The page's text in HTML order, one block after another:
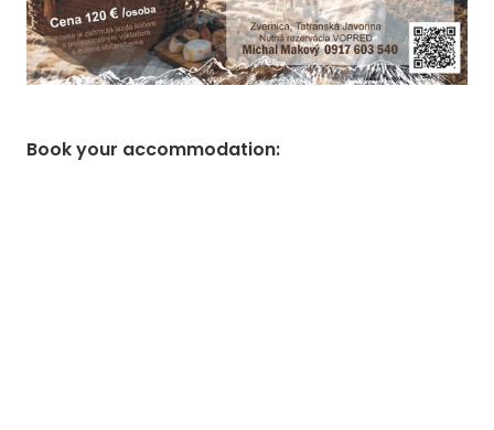
Book your accommodation: